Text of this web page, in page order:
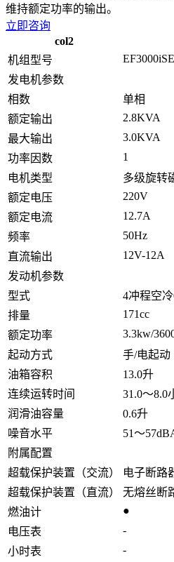
维持额定功率的输出。
立即咨询
col2
机组型号
EF3000iSE
发电机参数
相数
单相
额定输出
2.8KVA
最大输出
3.0KVA
功率因数
1
电机类型
多级旋转
额定电压
220V
额定电流
12.7A
频率
50Hz
直流输出
12V-12A
发动机参数
型式
4冲程空
排量
171cc
额定功率
3.3kw/
起动方式
手/电起动
油箱容积
13.0升
连续运转时间
31.0～8.0
润滑油容量
0.6升
噪音水平
51～
附属配置
超载保护装置（交流）
电子断路
超载保护装置（直流）
无熔丝断
燃油计
●
电压表
-
小时表
-